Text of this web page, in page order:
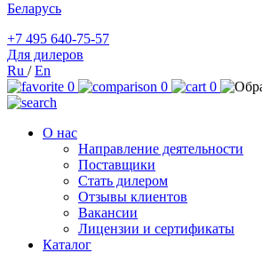
Беларусь
+7 495 640-75-57
Для дилеров
Ru /En
0
0 0
О нас
Направление деятельности
Поставщики
Стать дилером
Отзывы клиентов
Вакансии
Лицензии и сертификаты
Каталог